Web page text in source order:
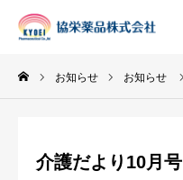
お知らせ お知らせ
介護だより10月号
LINE